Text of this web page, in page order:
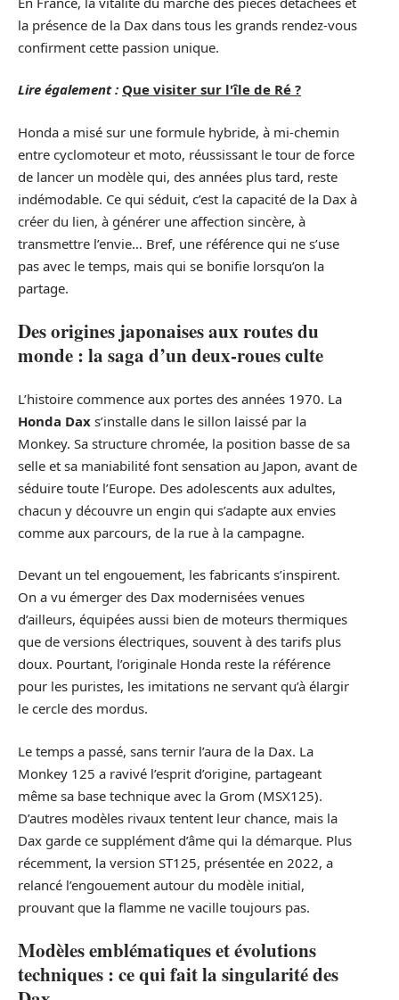
la présence de la Dax dans tous les grands rendez-vous
confirment cette passion unique.
Lire également : Que visiter sur l'île de Ré ?
Honda a misé sur une formule hybride, à mi-chemin
entre cyclomoteur et moto, réussissant le tour de force
de lancer un modèle qui, des années plus tard, reste
indémodable. Ce qui séduit, c’est la capacité de la Dax à
créer du lien, à générer une affection sincère, à
transmettre l’envie… Bref, une référence qui ne s’use
pas avec le temps, mais qui se bonifie lorsqu’on la
partage.
Des origines japonaises aux routes du
monde : la saga d’un deux-roues culte
L’histoire commence aux portes des années 1970. La
Honda Dax s’installe dans le sillon laissé par la
Monkey. Sa structure chromée, la position basse de sa
selle et sa maniabilité font sensation au Japon, avant de
séduire toute l’Europe. Des adolescents aux adultes,
chacun y découvre un engin qui s’adapte aux envies
comme aux parcours, de la rue à la campagne.
Devant un tel engouement, les fabricants s’inspirent.
On a vu émerger des Dax modernisées venues
d’ailleurs, équipées aussi bien de moteurs thermiques
que de versions électriques, souvent à des tarifs plus
doux. Pourtant, l’originale Honda reste la référence
pour les puristes, les imitations ne servant qu’à élargir
le cercle des mordus.
Le temps a passé, sans ternir l’aura de la Dax. La
Monkey 125 a ravivé l’esprit d’origine, partageant
même sa base technique avec la Grom (MSX125).
D’autres modèles rivaux tentent leur chance, mais la
Dax garde ce supplément d’âme qui la démarque. Plus
récemment, la version ST125, présentée en 2022, a
relancé l’engouement autour du modèle initial,
prouvant que la flamme ne vacille toujours pas.
Modèles emblématiques et évolutions
techniques : ce qui fait la singularité des